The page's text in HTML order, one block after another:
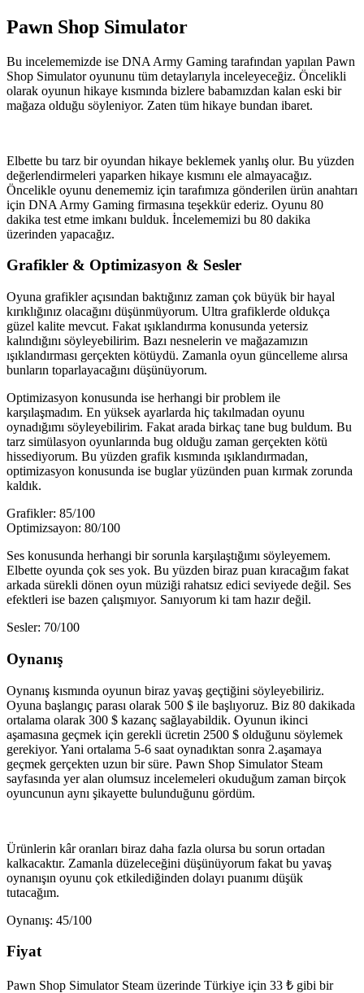
Pawn Shop Simulator
Bu incelememizde ise DNA Army Gaming tarafından yapılan Pawn
Shop Simulator oyununu tüm detaylarıyla inceleyeceğiz. Öncelikli
olarak oyunun hikaye kısmında bizlere babamızdan kalan eski bir
mağaza olduğu söyleniyor. Zaten tüm hikaye bundan ibaret.
Elbette bu tarz bir oyundan hikaye beklemek yanlış olur. Bu yüzden
değerlendirmeleri yaparken hikaye kısmını ele almayacağız.
Öncelikle oyunu denememiz için tarafımıza gönderilen ürün anahtarı
için DNA Army Gaming firmasına teşekkür ederiz. Oyunu 80
dakika test etme imkanı bulduk. İncelememizi bu 80 dakika
üzerinden yapacağız.
Grafikler & Optimizasyon & Sesler
Oyuna grafikler açısından baktığınız zaman çok büyük bir hayal
kırıklığınız olacağını düşünmüyorum. Ultra grafiklerde oldukça
güzel kalite mevcut. Fakat ışıklandırma konusunda yetersiz
kalındığını söyleyebilirim. Bazı nesnelerin ve mağazamızın
ışıklandırması gerçekten kötüydü. Zamanla oyun güncelleme alırsa
bunların toparlayacağını düşünüyorum.
Optimizasyon konusunda ise herhangi bir problem ile
karşılaşmadım. En yüksek ayarlarda hiç takılmadan oyunu
oynadığımı söyleyebilirim. Fakat arada birkaç tane bug buldum. Bu
tarz simülasyon oyunlarında bug olduğu zaman gerçekten kötü
hissediyorum. Bu yüzden grafik kısmında ışıklandırmadan,
optimizasyon konusunda ise buglar yüzünden puan kırmak zorunda
kaldık.
Grafikler: 85/100
Optimizsayon: 80/100
Ses konusunda herhangi bir sorunla karşılaştığımı söyleyemem.
Elbette oyunda çok ses yok. Bu yüzden biraz puan kıracağım fakat
arkada sürekli dönen oyun müziği rahatsız edici seviyede değil. Ses
efektleri ise bazen çalışmıyor. Sanıyorum ki tam hazır değil.
Sesler: 70/100
Oynanış
Oynanış kısmında oyunun biraz yavaş geçtiğini söyleyebiliriz.
Oyuna başlangıç parası olarak 500 $ ile başlıyoruz. Biz 80 dakikada
ortalama olarak 300 $ kazanç sağlayabildik. Oyunun ikinci
aşamasına geçmek için gerekli ücretin 2500 $ olduğunu söylemek
gerekiyor. Yani ortalama 5-6 saat oynadıktan sonra 2.aşamaya
geçmek gerçekten uzun bir süre. Pawn Shop Simulator Steam
sayfasında yer alan olumsuz incelemeleri okuduğum zaman birçok
oyuncunun aynı şikayette bulunduğunu gördüm.
Ürünlerin kâr oranları biraz daha fazla olursa bu sorun ortadan
kalkacaktır. Zamanla düzeleceğini düşünüyorum fakat bu yavaş
oynanışın oyunu çok etkilediğinden dolayı puanımı düşük
tutacağım.
Oynanış: 45/100
Fiyat
Pawn Shop Simulator Steam üzerinde Türkiye için 33 ₺ gibi bir